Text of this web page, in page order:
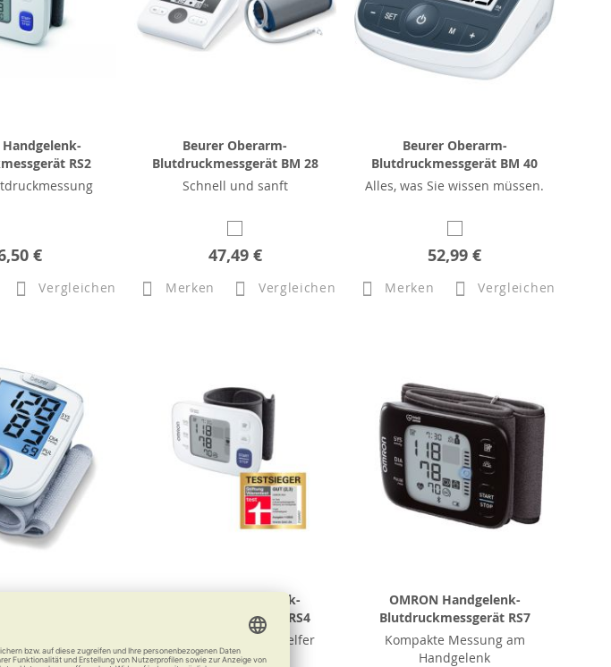
Handgelenk-
RS2
€
Vergleichen
Beurer Oberarm-
Blutdruckmessgerät BM 28
Schnell und sanft
47,49 €
Merken Vergleichen
Beurer Oberarm-
Blutdruckmessgerät BM 40
Alles, was Sie wissen müssen.
52,99 €
Merken Vergleichen
OMRON Handgelenk-
Blutdruckmessgerät RS4
Zuverlässiger Alltagshelfer
OMRON Handgelenk-
Blutdruckmessgerät RS7
Kompakte Messung am
Handgelenk